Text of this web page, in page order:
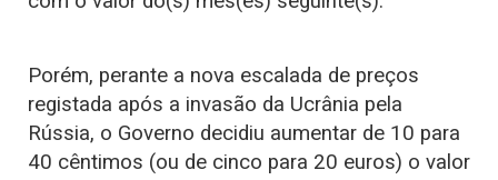
Porém, perante a nova escalada de preços
registada após a invasão da Ucrânia pela
Rússia, o Governo decidiu aumentar de 10 para
40 cêntimos (ou de cinco para 20 euros) o valor